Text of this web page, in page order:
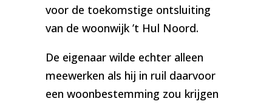
voor de toekomstige ontsluiting
van de woonwijk ’t Hul Noord.
De eigenaar wilde echter alleen
meewerken als hij in ruil daarvoor
een woonbestemming zou krijgen